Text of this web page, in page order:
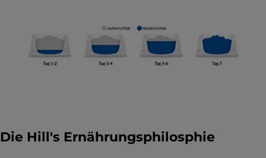
Die Hill's Ernährungsphilosphie